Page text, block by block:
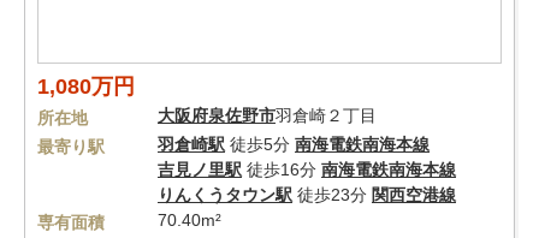
1,080万円
所在地 大阪府泉佐野市羽倉崎２丁目
最寄り駅
羽倉崎駅 徒歩5分 南海電鉄南海本線
吉見ノ里駅 徒歩16分 南海電鉄南海本線
りんくうタウン駅 徒歩23分 関西空港線
専有面積
70.40m²